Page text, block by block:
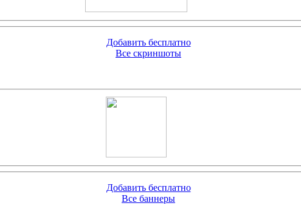
Добавить бесплатно
Все скриншоты
Добавить бесплатно
Все баннеры